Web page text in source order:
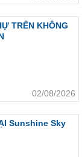
TRÊN KHÔNG
02/08/2026
Sunshine Sky